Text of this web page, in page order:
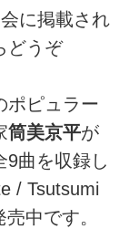
に掲載され
どうぞ
ピュラー
筒美京平が
9曲を収録し
/ Tsutsumi
中です。